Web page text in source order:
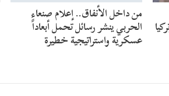
من داخل الأنفاق.. إعلام صنعاء
الحربي ينشر رسائل تحمل أبعاداً
عسكرية واستراتيجية خطيرة